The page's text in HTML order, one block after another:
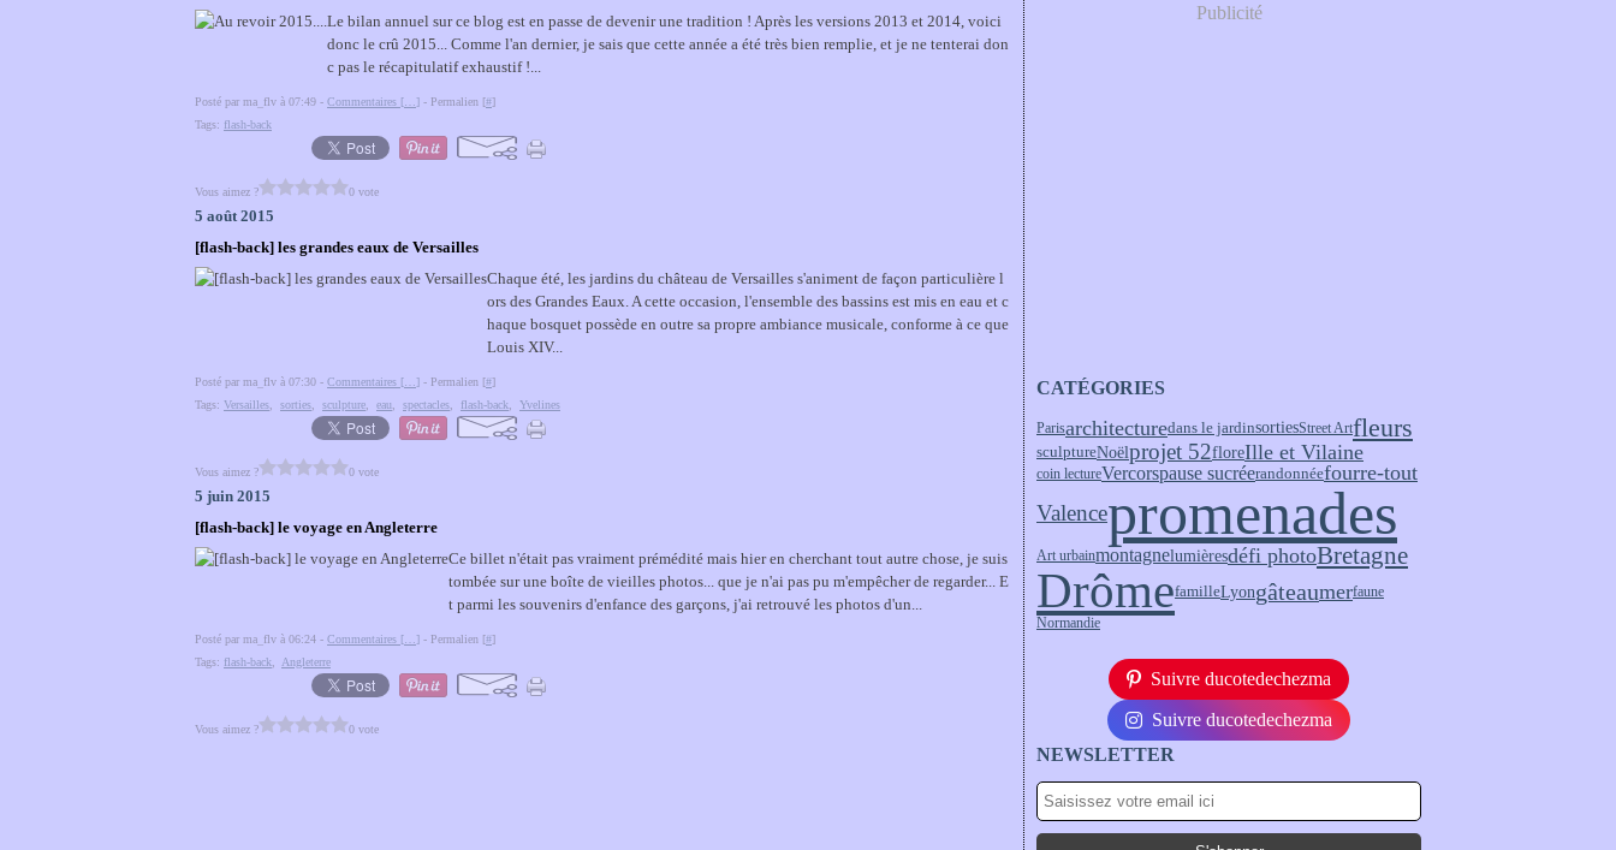
Le bilan annuel sur ce blog est en passe de devenir une tradition ! Après les versions 2013 et 2014, voici
donc le crû 2015... Comme l'an dernier, je sais que cette année a été très bien remplie, et je ne tenterai don
c pas le récapitulatif exhaustif !...
Posté par ma_flv à 07:49 - Commentaires [ ] - Permalien [#]
Tags: flash-back
Vous aimez ? 0 vote
5 août 2015
[flash-back] les grandes eaux de Versailles
Chaque été, les jardins du château de Versailles s'animent de façon particulière l
ors des Grandes Eaux. A cette occasion, l'ensemble des bassins est mis en eau et c
haque bosquet possède en outre sa propre ambiance musicale, conforme à ce que
Louis XIV...
Posté par ma_flv à 07:30 - Commentaires [ ] - Permalien [#]
Tags: Versailles sorties sculpture eau spectacles flash-back Yvelines
Vous aimez ? 0 vote
5 juin 2015
[flash-back] le voyage en Angleterre
Ce billet n'était pas vraiment prémédité mais hier en cherchant tout autre chose, je suis
tombée sur une boîte de vieilles photos... que je n'ai pas pu m'empêcher de regarder... E
t parmi les souvenirs d'enfance des garçons, j'ai retrouvé les photos d'un...
Posté par ma_flv à 06:24 - Commentaires [ ] - Permalien [#]
Tags: flash-back Angleterre
Vous aimez ? 0 vote
Publicité
CATÉGORIES
Parisarchitecturedans le jardinsortiesStreet Artfleurs
sculptureNoëlprojet 52floreIlle et Vilaine
coin lectureVercorspause sucréerandonnéefourre-tout
Valencepromenades
Art urbainmontagnelumièresdéfi photoBretagne
DrômefamilleLyongâteaumerfaune
Normandie
Suivre ducotedechezma
Suivre ducotedechezma
NEWSLETTER